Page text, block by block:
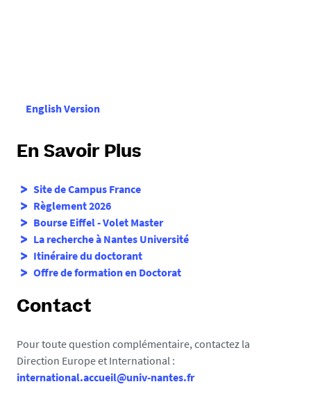
promotion, nombre d’étudiants dans la promotion,
d’obtention, des mentions et des notes finales
Les étudiants ressortissants de pays où le français
est la langue officielle ne sont pas concernés par ce
certificat.
Le projet professionnel du (de la) candidat(e)
rédigé en français ou, à défaut, en anglais (1 à 2
pages). Le candidat rédige son projet sous une
forme permettant d'expliquer le choix des études
en France par rapport aux études antérieures et la
pourra être éventuellement étayée par un avis de
personnes extérieures à l'établissement, par
exemple une entreprise.
English Version
En Savoir Plus
Site de Campus France
Règlement 2026
Bourse Eiffel - Volet Master
La recherche à Nantes Université
Itinéraire du doctorant
Offre de formation en Doctorat
Contact
Pour toute question complémentaire, contactez la
Direction Europe et International :
international.accueil@univ-nantes.fr